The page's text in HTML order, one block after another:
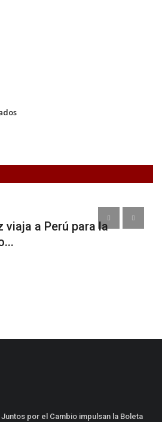
viaja a Perú para la
por el Cambio impulsan la Boleta